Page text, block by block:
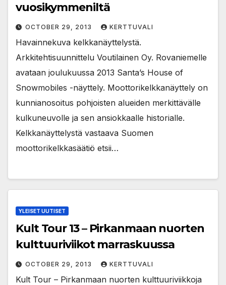
vuosikymmeniltä
OCTOBER 29, 2013 KERTTUVALI
Havainnekuva kelkkanäyttelystä.
Arkkitehtisuunnittelu Voutilainen Oy. Rovaniemelle
avataan joulukuussa 2013 Santa’s House of
Snowmobiles -näyttely. Moottorikelkkanäyttely on
kunnianosoitus pohjoisten alueiden merkittävälle
kulkuneuvolle ja sen ansiokkaalle historialle.
Kelkkanäyttelystä vastaava Suomen
moottorikelkkasäätiö etsii…
YLEISET UUTISET
Kult Tour 13 – Pirkanmaan nuorten
kulttuuriviikot marraskuussa
OCTOBER 29, 2013 KERTTUVALI
Kult Tour – Pirkanmaan nuorten kulttuuriviikkoja